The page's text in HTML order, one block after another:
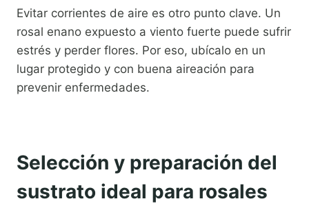
Evitar corrientes de aire es otro punto clave. Un
rosal enano expuesto a viento fuerte puede sufrir
estrés y perder flores. Por eso, ubícalo en un
lugar protegido y con buena aireación para
prevenir enfermedades.
Selección y preparación del
sustrato ideal para rosales